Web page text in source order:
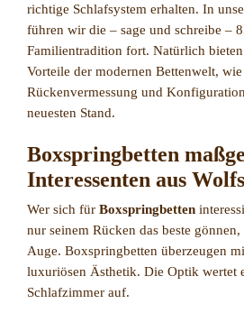
richtige Schlafsystem erhalten. In
führen wir die – sage und schreibe –
Familientradition fort. Natürlich
Vorteile der modernen Bettenwelt,
Rückenvermessung und
neuesten Stand.
Boxspringbetten
Interessenten aus
Wer sich für Boxspringbetten
nur seinem Rücken das beste
Auge. Boxspringbetten überzeugen
luxuriösen Ästhetik. Die Optik wertet
Schlafzimmer auf.